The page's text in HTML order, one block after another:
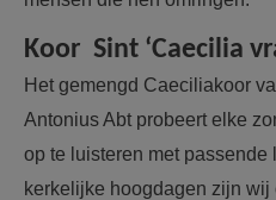
Koor Sint ‘Caecilia
Het gemengd Caeciliakoor
Antonius Abt probeert elke
op te luisteren met passende
kerkelijke hoogdagen zijn wij